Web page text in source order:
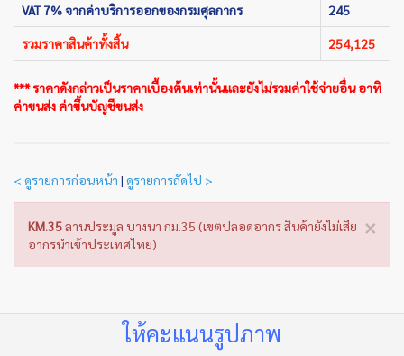
VAT 7% จากค่าบริการออกของกรมศุลกากร 245
รวมราคาสินค้าทั้งสิ้น 254,125
*** ราคาดังกล่าวเป็นราคาเบื้องต้นเท่านั้นและยังไม่รวมค่าใช้จ่ายอื่น อาทิ
ค่าขนส่ง ค่าขึ้นบัญชีขนส่ง
< ดูรายการก่อนหน้า | ดูรายการถัดไป >
×
KM.35ลานประมูล บางนา กม.35 (เขตปลอดอากร สินค้ายังไม่เสีย
อากรนำเข้าประเทศไทย)
ให้คะแนนรูปภาพ